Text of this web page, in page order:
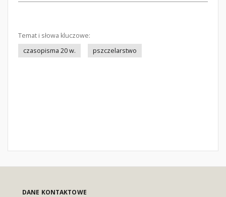
Temat i słowa kluczowe:
czasopisma 20 w.
pszczelarstwo
DANE KONTAKTOWE